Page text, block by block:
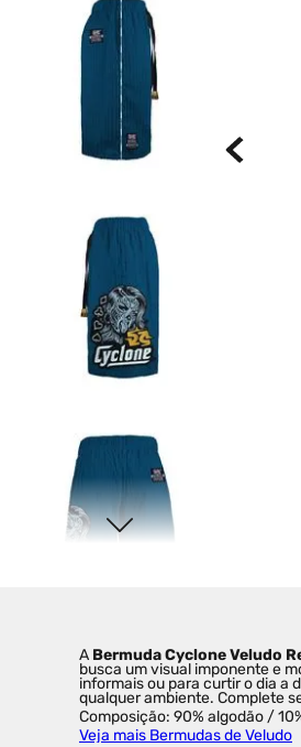
A Bermuda Cyclone Veludo
busca um visual imponente e
informais ou para curtir o dia a
qualquer ambiente. Complete
Composição: 90% algodão /
Veja mais Bermudas de Veludo
Saia
Bermuda Veludo